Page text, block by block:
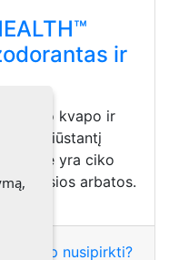
ir
blogo kvapo ir
nudžiūstantį
yra ciko
žaliosios arbatos.
🎯 Kaip nusipirkti?